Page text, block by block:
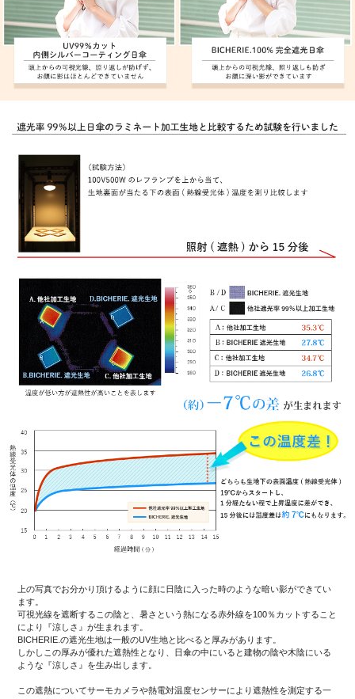
上の写真でお分かり頂けるように顔に日陰に入った時のような暗い影ができてい
ます。
可視光線を遮断するこの陰と、暑さという熱になる赤外線を100％カットすること
により『涼しさ』が生まれます。
BICHERIE.の遮光生地は一般のUV生地と比べると厚みがあります。
しかしこの厚みが優れた遮熱性となり、日傘の中にいると建物の陰や木陰にいる
ような『涼しさ』を生み出します。
この遮熱についてサーモカメラや熱電対温度センサーにより遮熱性を測定する一